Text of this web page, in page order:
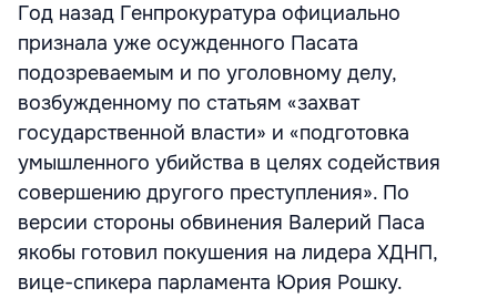
Год назад Генпрокуратура официально
признала уже осужденного Пасата
подозреваемым и по уголовному делу,
возбужденному по статьям «захват
государственной власти» и «подготовка
умышленного убийства в целях содействия
совершению другого преступления». По
версии стороны обвинения Валерий Паса
якобы готовил покушения на лидера ХДНП,
вице-спикера парламента Юрия Рошку.